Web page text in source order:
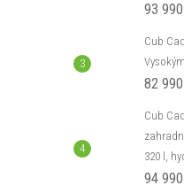
93
Cub
82
Cub
320 l,
94